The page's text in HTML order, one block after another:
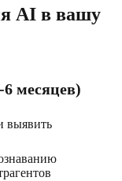
AI в вашу
месяцев)
выявить